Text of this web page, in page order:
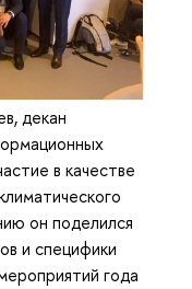
декан
в качестве
он поделился
и специфики
года